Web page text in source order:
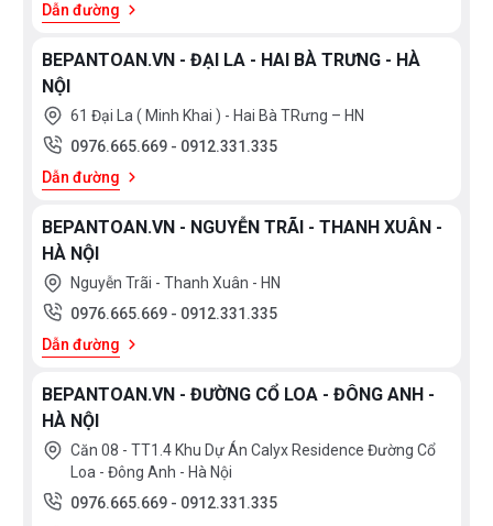
Dẫn đường
BEPANTOAN.VN - ĐẠI LA - HAI BÀ TRƯNG - HÀ
NỘI
61 Đại La ( Minh Khai ) - Hai Bà TRưng – HN
0976.665.669 - 0912.331.335
Dẫn đường
BEPANTOAN.VN - NGUYỄN TRÃI - THANH XUÂN -
HÀ NỘI
Nguyễn Trãi - Thanh Xuân - HN
0976.665.669 - 0912.331.335
Dẫn đường
BEPANTOAN.VN - ĐƯỜNG CỔ LOA - ĐÔNG ANH -
HÀ NỘI
Căn 08 - TT1.4 Khu Dự Án Calyx Residence Đường Cổ
Loa - Đông Anh - Hà Nội
0976.665.669 - 0912.331.335